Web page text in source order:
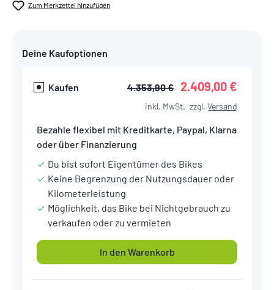
Zum Merkzettel hinzufügen
Deine Kaufoptionen
Kaufen 4.353,90 € 2.409,00 €
inkl. MwSt. zzgl. Versand
Bezahle flexibel mit Kreditkarte, Paypal, Klarna
oder über Finanzierung
Du bist sofort Eigentümer des Bikes
Keine Begrenzung der Nutzungsdauer oder
Kilometerleistung
Möglichkeit, das Bike bei Nichtgebrauch zu
verkaufen oder zu vermieten
In den Warenkorb